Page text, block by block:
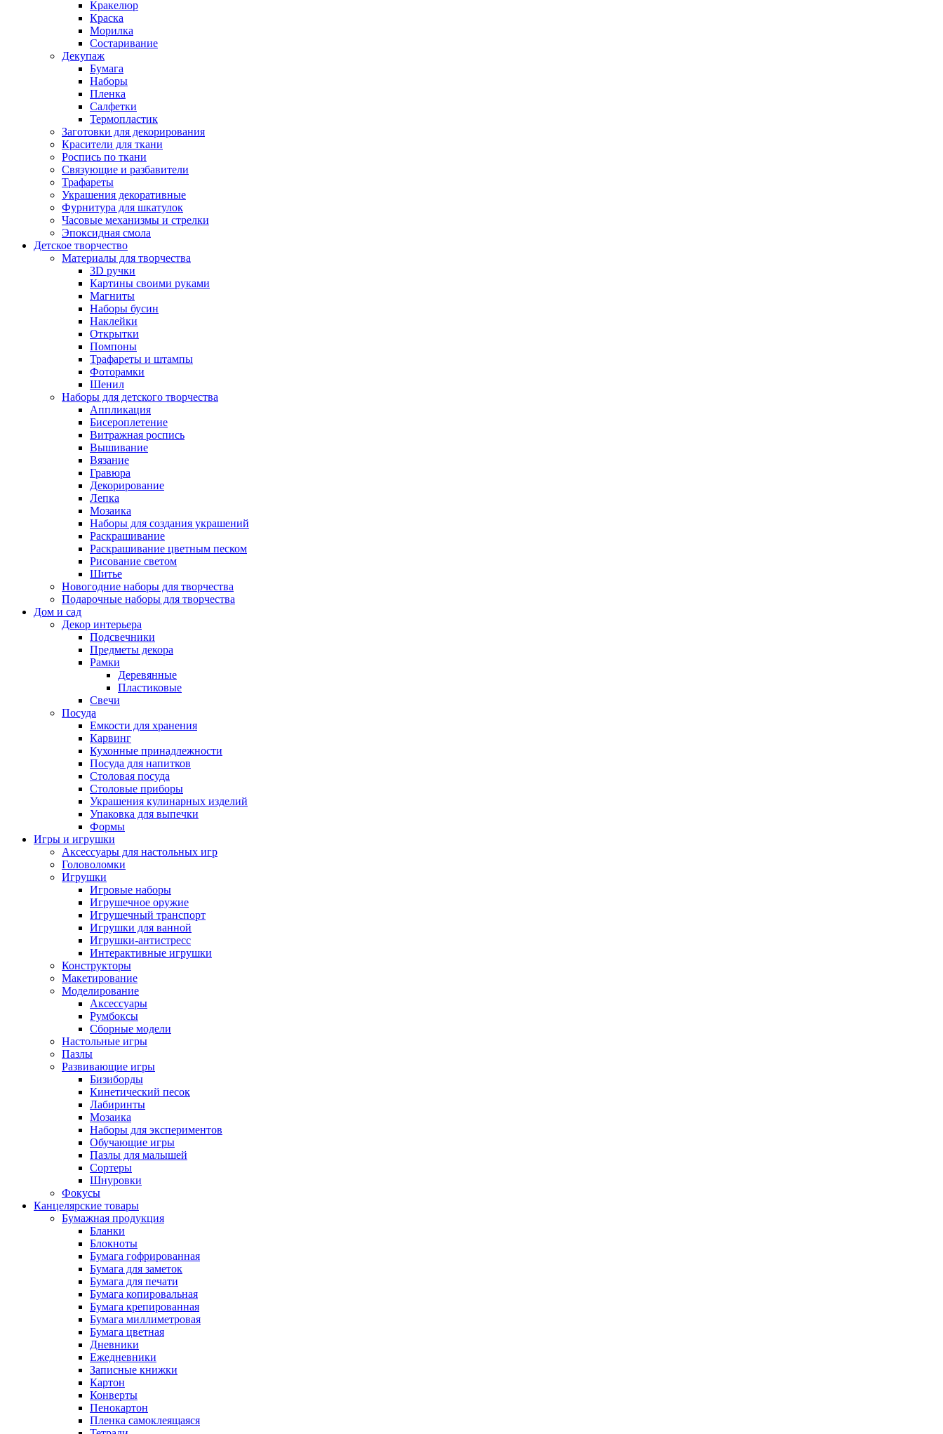
Кракелюр
Краска
Морилка
Состаривание
Декупаж
Бумага
Наборы
Пленка
Салфетки
Термопластик
Заготовки для декорирования
Красители для ткани
Роспись по ткани
Связующие и разбавители
Трафареты
Украшения декоративные
Фурнитура для шкатулок
Часовые механизмы и стрелки
Эпоксидная смола
Детское творчество
Материалы для творчества
3D ручки
Картины своими руками
Магниты
Наборы бусин
Наклейки
Открытки
Помпоны
Трафареты и штампы
Фоторамки
Шенил
Наборы для детского творчества
Аппликация
Бисероплетение
Витражная роспись
Вышивание
Вязание
Гравюра
Декорирование
Лепка
Мозаика
Наборы для создания украшений
Раскрашивание
Раскрашивание цветным песком
Рисование светом
Шитье
Новогодние наборы для творчества
Подарочные наборы для творчества
Дом и сад
Декор интерьера
Подсвечники
Предметы декора
Рамки
Деревянные
Пластиковые
Свечи
Посуда
Емкости для хранения
Карвинг
Кухонные принадлежности
Посуда для напитков
Столовая посуда
Столовые приборы
Украшения кулинарных изделий
Упаковка для выпечки
Формы
Игры и игрушки
Аксессуары для настольных игр
Головоломки
Игрушки
Игровые наборы
Игрушечное оружие
Игрушечный транспорт
Игрушки для ванной
Игрушки-антистресс
Интерактивные игрушки
Конструкторы
Макетирование
Моделирование
Аксессуары
Румбоксы
Сборные модели
Настольные игры
Пазлы
Развивающие игры
Бизиборды
Кинетический песок
Лабиринты
Мозаика
Наборы для экспериментов
Обучающие игры
Пазлы для малышей
Сортеры
Шнуровки
Фокусы
Канцелярские товары
Бумажная продукция
Бланки
Блокноты
Бумага гофрированная
Бумага для заметок
Бумага для печати
Бумага копировальная
Бумага крепированная
Бумага миллиметровая
Бумага цветная
Дневники
Ежедневники
Записные книжки
Картон
Конверты
Пенокартон
Пленка самоклеящаяся